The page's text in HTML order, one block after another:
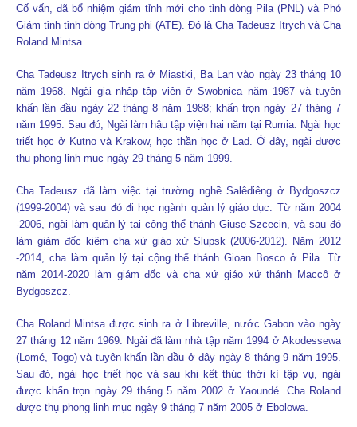
Cố vấn, đã bổ nhiệm giám tỉnh mới cho tỉnh dòng Pila (PNL) và Phó
Giám tỉnh tỉnh dòng Trung phi (ATE). Đó là Cha Tadeusz Itrych và Cha
Roland Mintsa.
Cha Tadeusz Itrych sinh ra ở Miastki, Ba Lan vào ngày 23 tháng 10
năm 1968. Ngài gia nhập tập viện ở Swobnica năm 1987 và tuyên
khấn lần đầu ngày 22 tháng 8 năm 1988; khấn trọn ngày 27 tháng 7
năm 1995. Sau đó, Ngài làm hậu tập viện hai năm tại Rumia. Ngài học
triết học ở Kutno và Krakow, học thần học ở Lad. Ở đây, ngài được
thụ phong linh mục ngày 29 tháng 5 năm 1999.
Cha Tadeusz đã làm việc tại trường nghề Salêdiêng ở Bydgoszcz
(1999-2004) và sau đó đi học ngành quản lý giáo dục. Từ năm 2004
-2006, ngài làm quản lý tại cộng thể thánh Giuse Szcecin, và sau đó
làm giám đốc kiêm cha xứ giáo xứ Slupsk (2006-2012). Năm 2012
-2014, cha làm quản lý tại cộng thể thánh Gioan Bosco ở Pila. Từ
năm 2014-2020 làm giám đốc và cha xứ giáo xứ thánh Maccô ở
Bydgoszcz.
Cha Roland Mintsa được sinh ra ở Libreville, nước Gabon vào ngày
27 tháng 12 năm 1969. Ngài đã làm nhà tập năm 1994 ở Akodessewa
(Lomé, Togo) và tuyên khấn lần đầu ở đây ngày 8 tháng 9 năm 1995.
Sau đó, ngài học triết học và sau khi kết thúc thời kì tập vụ, ngài
được khấn trọn ngày 29 tháng 5 năm 2002 ở Yaoundé. Cha Roland
được thụ phong linh mục ngày 9 tháng 7 năm 2005 ở Ebolowa.